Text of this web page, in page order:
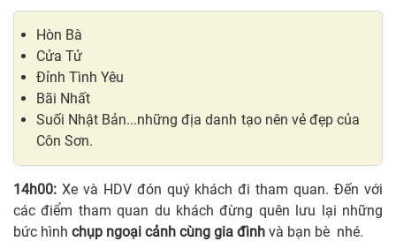
Hòn Bà
Cửa Tử
Đỉnh Tình Yêu
Bãi Nhất
Suối Nhật Bản...những địa danh tạo nên vẻ đẹp của
Côn Sơn.
14h00: Xe và HDV đón quý khách đi tham quan. Đến với
các điểm tham quan du khách đừng quên lưu lại những
bức hình chụp ngoại cảnh cùng gia đình và bạn bè nhé.